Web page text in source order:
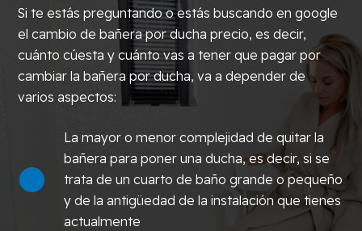
Si te estás preguntando o estás buscando en google
el cambio de bañera por ducha precio, es decir,
cuánto cúesta y cuánto vas a tener que pagar por
cambiar la bañera por ducha, va a depender de
varios aspectos:
La mayor o menor complejidad de quitar la
bañera para poner una ducha, es decir, si se
trata de un cuarto de baño grande o pequeño
y de la antigüedad de la instalación que tienes
actualmente